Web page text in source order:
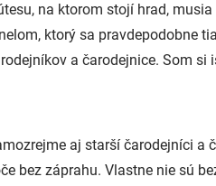
na ktorom stojí hrad,
ktorý sa pravdepodobne
a čarodejnice. Som
aj starší čarodejníci a
bez záprahu. Vlastne nie sú